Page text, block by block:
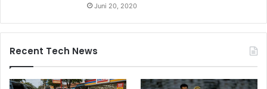
Juni 20, 2020
Recent Tech News